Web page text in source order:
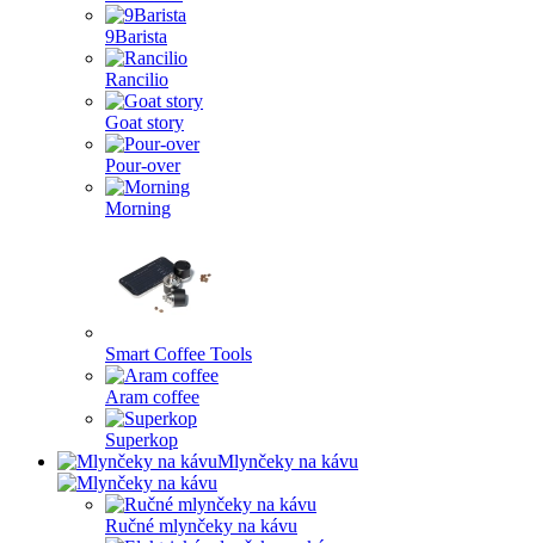
9Barista
Rancilio
Goat story
Pour-over
Morning
Smart Coffee Tools
Aram coffee
Superkop
Mlynčeky na kávu
Ručné mlynčeky na kávu